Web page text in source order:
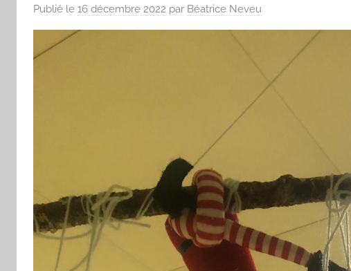
Publié le 16 décembre 2022 par Béatrice Neveu